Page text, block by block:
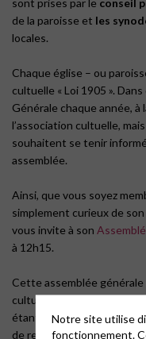
sont prises par le conseil
de la paroisse et les
locales.
Chaque église – ou
cultuelle « Loi 1905 ».
Générale chaque année,
l’association cultuelle,
souhaitent se tenir
assemblée.
Ainsi, que vous soyez
simplement curieux de
vous invite à son
à 12h15.
Cette assemblée générale
cultuel, car c’est un acte
étant Jésus Christ, nous
de retour sur l’année
Notre site utilise
fonctionnement.